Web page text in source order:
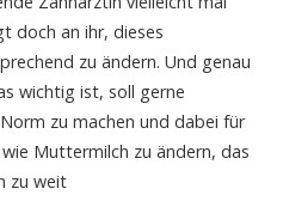
doch an ihr, dieses
zu ändern. Und genau
wichtig ist, soll gerne
zu machen und dabei für
Muttermilch zu ändern, das
zu weit